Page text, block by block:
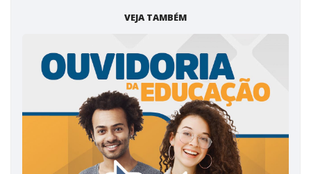
VEJA TAMBÉM